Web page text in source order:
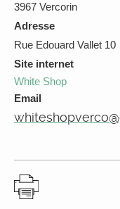
3967 Vercorin
Adresse
Rue Edouard Vallet 10
Site internet
White Shop
Email